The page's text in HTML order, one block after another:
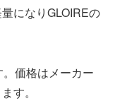
になりGLOIREの
価格はメーカー
す。